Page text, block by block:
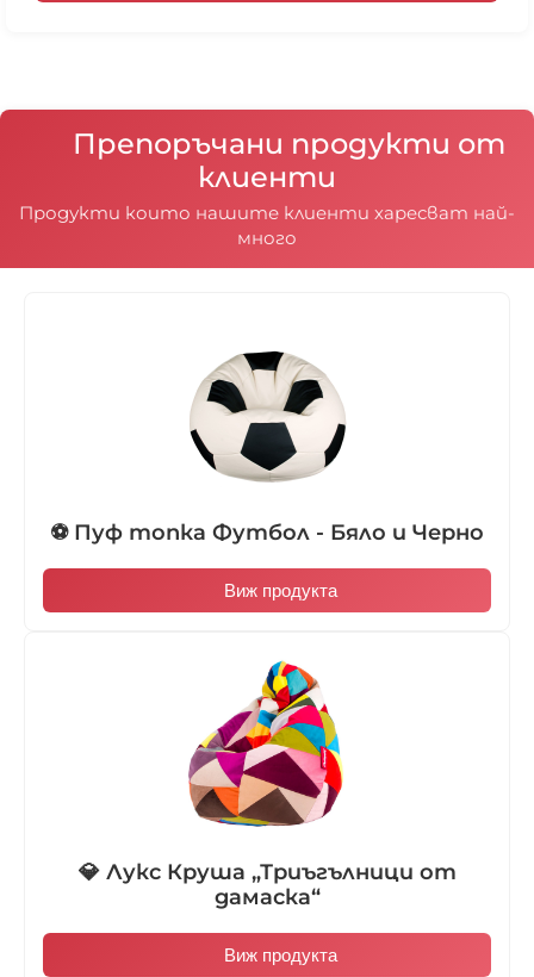
Препоръчани продукти от
клиенти
Продукти които нашите клиенти харесват най-
много
⚽ Пуф топка Футбол - Бяло и Черно
Виж продукта
💎 Лукс Круша „Триъгълници от
дамаска“
Виж продукта